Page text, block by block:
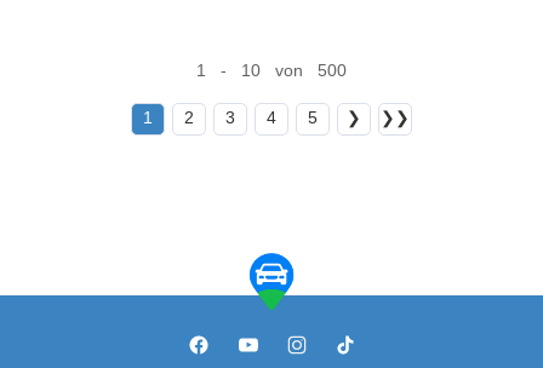
1 - 10 von 500
1 2 3 4 5 ❯ ❯❯